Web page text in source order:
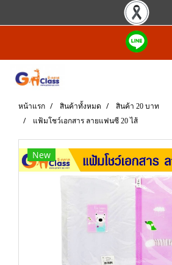
หน้าแรก สินค้าทั้งหมด
สินค้า 20 บาท
แฟ้มโชว์เอกสาร ลายแฟนซี 20 ไส้
New